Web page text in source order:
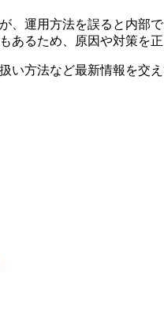
運用方法を誤ると内部
るため、原因や対策を
い方法など最新情報を交え